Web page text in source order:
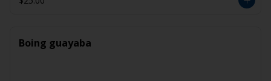
Boing guayaba